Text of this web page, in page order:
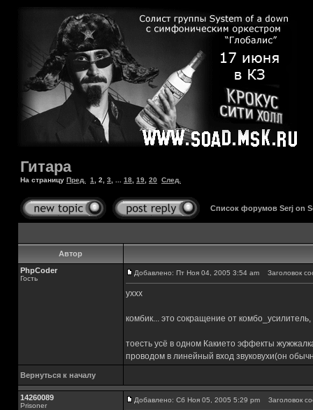
Гитара
На страницу Пред. 1 2 3 18 19 20 След.
Список форумов Serj on
Автор
PhpCoder
Гость
Добавлено: Пт Ноя 04, 2005 3:54 am Заголовок
уххх
комбик... это сокращение от
тоесть усё в одном Какието эффекты
проводом в линейный вход звуковухи(он
Вернуться к началу
14260089
Prisoner
Добавлено: Сб Ноя 05, 2005 5:29 pm Заголовок